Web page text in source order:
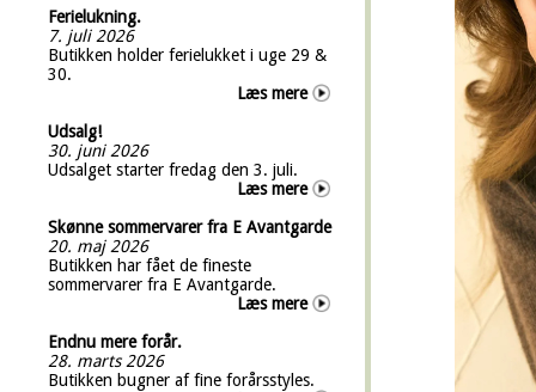
Ferielukning.
7. juli 2026
Butikken holder ferielukket i uge 29 &
30.
Læs mere
Udsalg!
30. juni 2026
Udsalget starter fredag den 3. juli.
Læs mere
Skønne sommervarer fra E Avantgarde
20. maj 2026
Butikken har fået de fineste
sommervarer fra E Avantgarde.
Læs mere
Endnu mere forår.
28. marts 2026
Butikken bugner af fine forårsstyles.